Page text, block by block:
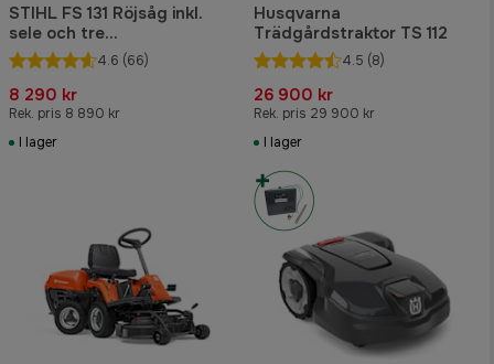
STIHL FS 131 Röjsåg inkl.
sele och tre
skärutrustningar
4.6 (66)
8 290 kr
Rek. pris 8 890 kr
I lager
Husqvarna
Trädgårdstraktor TS 112
4.5 (8)
26 900 kr
Rek. pris 29 900 kr
I lager